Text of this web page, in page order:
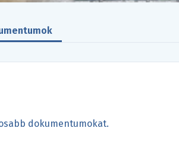
dokumentumokat.